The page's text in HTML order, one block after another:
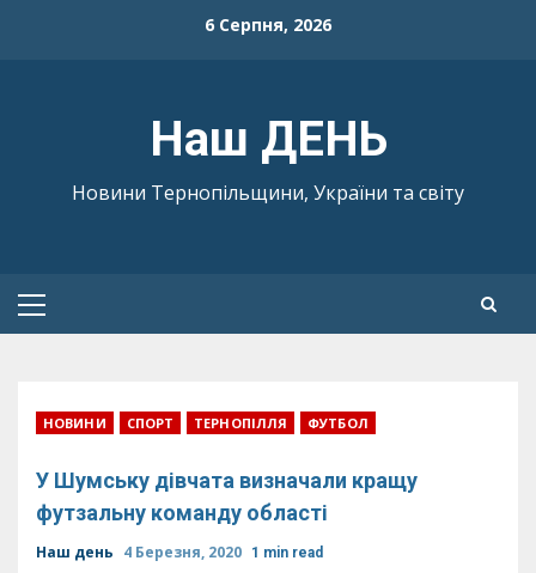
6 Серпня, 2026
Наш ДЕНЬ
Новини Тернопільщини, України та світу
Primary
НОВИНИ СПОРТ ТЕРНОПІЛЛЯ ФУТБОЛ
У Шумську дівчата визначали кращу
футзальну команду області
Наш день 4 Березня, 2020 1 min read